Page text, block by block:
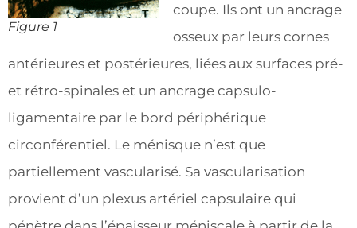
Figure 1
coupe. Ils ont un ancrage
osseux par leurs cornes
antérieures et postérieures, liées aux surfaces pré-
et rétro-spinales et un ancrage capsulo-
ligamentaire par le bord périphérique
circonférentiel. Le ménisque n’est que
partiellement vascularisé. Sa vascularisation
provient d’un plexus artériel capsulaire qui